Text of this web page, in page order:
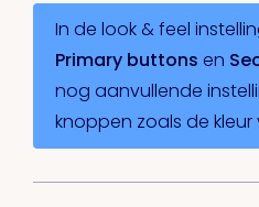
In de look & feel
Primary buttons en
nog aanvullende
knoppen zoals de